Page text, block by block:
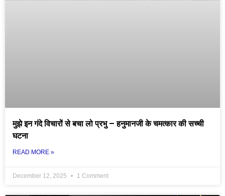
मुझे इन गंदे विचारों से बचा लो प्रभु – हनुमानजी के चमत्कार की सच्ची
घटना
READ MORE »
December 12, 2025 1 Comment